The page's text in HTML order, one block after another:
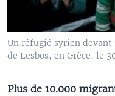
Un réfugié syrien
de Lesbos, en Grèce, le
Plus de 10.000